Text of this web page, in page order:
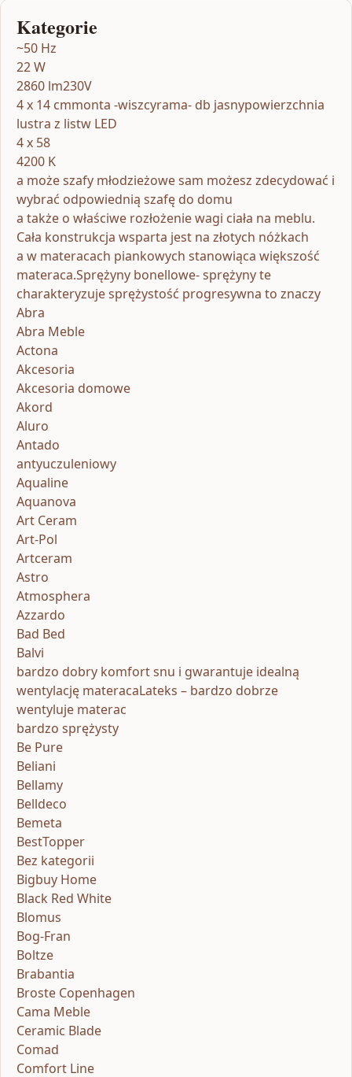
Kategorie
~50 Hz
22 W
2860 lm230V
4 x 14 cmmonta -wiszcyrama- db jasnypowierzchnia
lustra z listw LED
4 x 58
4200 K
a może szafy młodzieżowe sam możesz zdecydować i
wybrać odpowiednią szafę do domu
a także o właściwe rozłożenie wagi ciała na meblu.
Cała konstrukcja wsparta jest na złotych nóżkach
a w materacach piankowych stanowiąca większość
materaca.Sprężyny bonellowe- sprężyny te
charakteryzuje sprężystość progresywna to znaczy
Abra
Abra Meble
Actona
Akcesoria
Akcesoria domowe
Akord
Aluro
Antado
antyuczuleniowy
Aqualine
Aquanova
Art Ceram
Art-Pol
Artceram
Astro
Atmosphera
Azzardo
Bad Bed
Balvi
bardzo dobry komfort snu i gwarantuje idealną
wentylację materacaLateks – bardzo dobrze
wentyluje materac
bardzo sprężysty
Be Pure
Beliani
Bellamy
Belldeco
Bemeta
BestTopper
Bez kategorii
Bigbuy Home
Black Red White
Blomus
Bog-Fran
Boltze
Brabantia
Broste Copenhagen
Cama Meble
Ceramic Blade
Comad
Comfort Line